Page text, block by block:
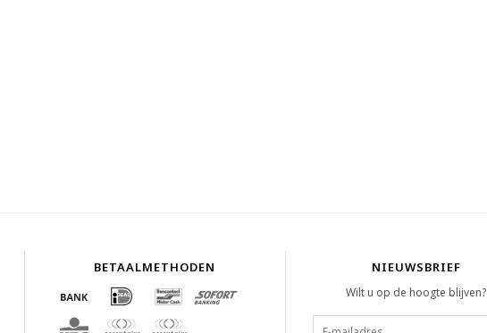
BETAALMETHODEN NIEUWSBRIEF
Wilt u op de hoogte blijven?